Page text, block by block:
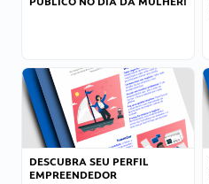
DESCUBRA SEU PERFIL
EMPREENDEDOR